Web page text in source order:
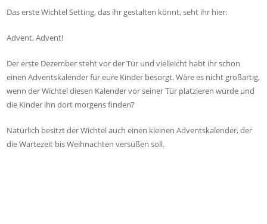
Das erste Wichtel Setting, das ihr gestalten könnt, seht ihr hier:
Advent, Advent!
Der erste Dezember steht vor der Tür und vielleicht habt ihr schon
einen Adventskalender für eure Kinder besorgt. Wäre es nicht großartig,
wenn der Wichtel diesen Kalender vor seiner Tür platzieren würde und
die Kinder ihn dort morgens finden?
Natürlich besitzt der Wichtel auch einen kleinen Adventskalender, der
die Wartezeit bis Weihnachten versüßen soll.